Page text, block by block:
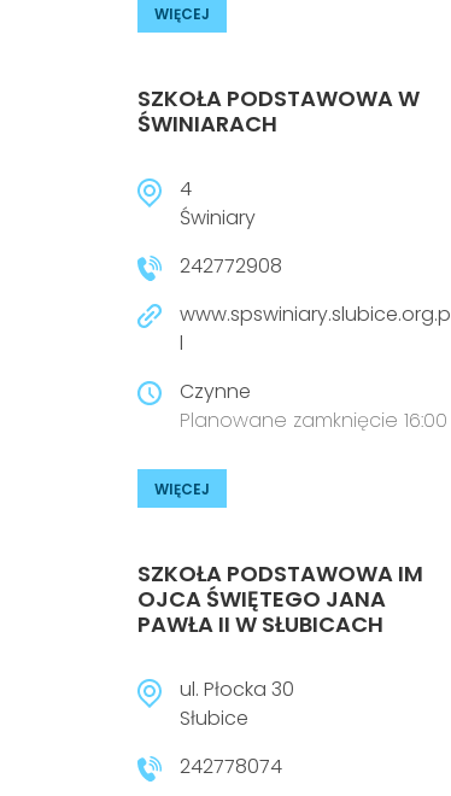
WIĘCEJ
SZKOŁA PODSTAWOWA W
ŚWINIARACH
4
Świniary
242772908
www.spswiniary.slubice.org.p
l
Czynne
Planowane zamknięcie 16:00
WIĘCEJ
SZKOŁA PODSTAWOWA IM
OJCA ŚWIĘTEGO JANA
PAWŁA II W SŁUBICACH
ul. Płocka 30
Słubice
242778074